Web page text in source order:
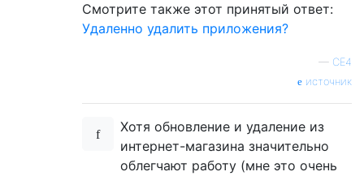
Смотрите также этот принятый ответ:
Удаленно удалить приложения?
— CE4
источник
Хотя обновление и удаление из
интернет-магазина значительно
облегчают работу (мне это очень